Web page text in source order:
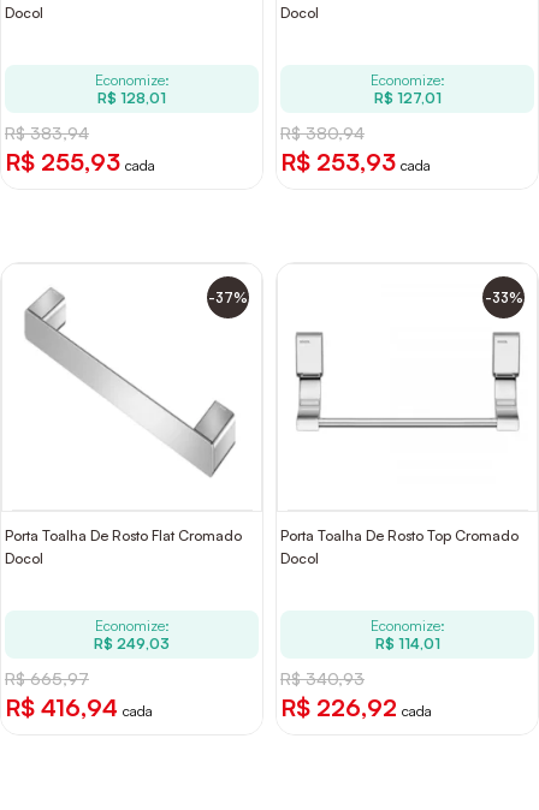
Docol
Economize:
R$ 128,01
R$ 383,94
R$ 255,93 cada
Docol
Economize:
R$ 127,01
R$ 380,94
R$ 253,93 cada
-37%
Porta Toalha De Rosto Flat Cromado
Docol
Economize:
R$ 249,03
R$ 665,97
R$ 416,94 cada
-33%
Porta Toalha De Rosto Top Cromado
Docol
Economize:
R$ 114,01
R$ 340,93
R$ 226,92 cada